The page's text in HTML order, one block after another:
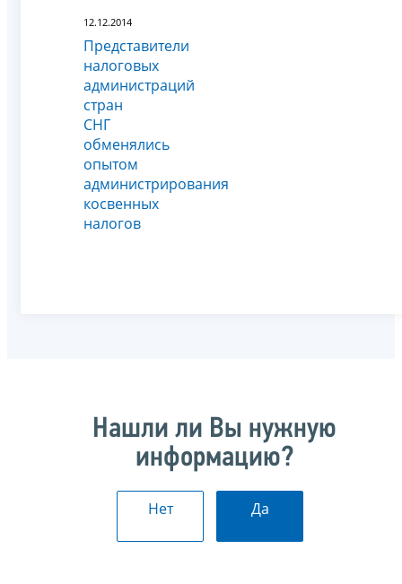
12.12.2014
Представители
налоговых
администраций
стран
СНГ
обменялись
опытом
администрирования
косвенных
налогов
Нашли ли Вы нужную
информацию?
Нет Да